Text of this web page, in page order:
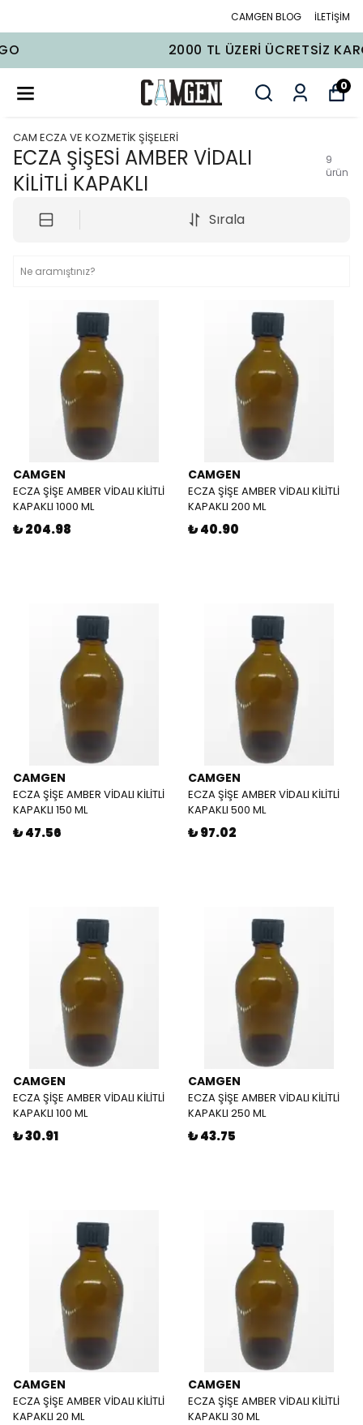
CAMGEN BLOG İLETİŞİM
2000 TL ÜZERI ÜCRETSIZ KARGO
0
CAM ECZA VE KOZMETİK ŞİŞELERİ
ECZA ŞİŞESİ AMBER VİDALI
KİLİTLİ KAPAKLI
9
ürün
Sırala
CAMGEN
ECZA ŞİŞE AMBER VİDALI KİLİTLİ
KAPAKLI 1000 ML
₺ 204.98
CAMGEN
ECZA ŞİŞE AMBER VİDALI KİLİTLİ
KAPAKLI 200 ML
₺ 40.90
CAMGEN
ECZA ŞİŞE AMBER VİDALI KİLİTLİ
KAPAKLI 150 ML
₺ 47.56
CAMGEN
ECZA ŞİŞE AMBER VİDALI KİLİTLİ
KAPAKLI 500 ML
₺ 97.02
CAMGEN
ECZA ŞİŞE AMBER VİDALI KİLİTLİ
KAPAKLI 100 ML
₺ 30.91
CAMGEN
ECZA ŞİŞE AMBER VİDALI KİLİTLİ
KAPAKLI 250 ML
₺ 43.75
CAMGEN
ECZA ŞİŞE AMBER VİDALI KİLİTLİ
KAPAKLI 20 ML
CAMGEN
ECZA ŞİŞE AMBER VİDALI KİLİTLİ
KAPAKLI 30 ML